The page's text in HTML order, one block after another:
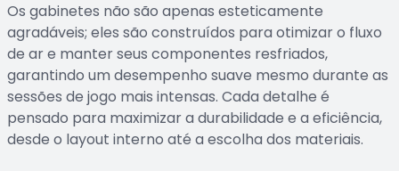
Os gabinetes não são apenas esteticamente
agradáveis; eles são construídos para otimizar o fluxo
de ar e manter seus componentes resfriados,
garantindo um desempenho suave mesmo durante as
sessões de jogo mais intensas. Cada detalhe é
pensado para maximizar a durabilidade e a eficiência,
desde o layout interno até a escolha dos materiais.